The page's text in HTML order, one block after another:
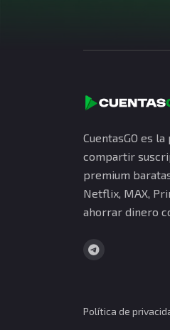
CuentasGO es
compartir
premium
Netflix, MAX,
ahorrar dinero
Política de